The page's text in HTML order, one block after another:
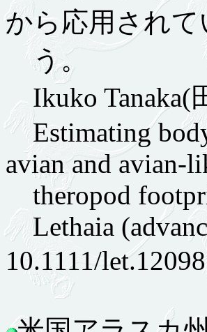
から応用され
う。
Ikuko Tanaka(
Estimating body
avian and avian-
theropod
Lethaia
10.1111/